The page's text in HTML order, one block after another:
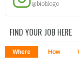
@bioblogo
FIND YOUR JOB HERE
Where How